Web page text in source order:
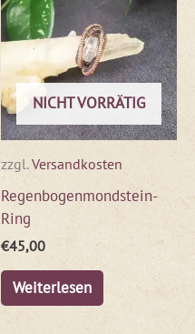
NICHT VORRÄTIG
zzgl.Versandkosten
Regenbogenmondstein-
Ring
€45,00
Weiterlesen